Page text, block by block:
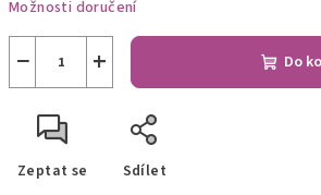
Možnosti doručení
+
− Do
Zeptat se Sdílet